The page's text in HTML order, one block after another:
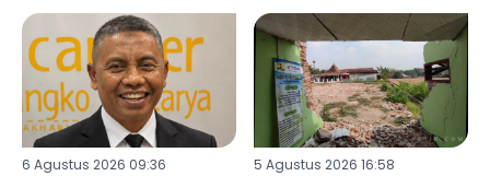
6 Agustus 2026 09:36 5 Agustus 2026 16:58